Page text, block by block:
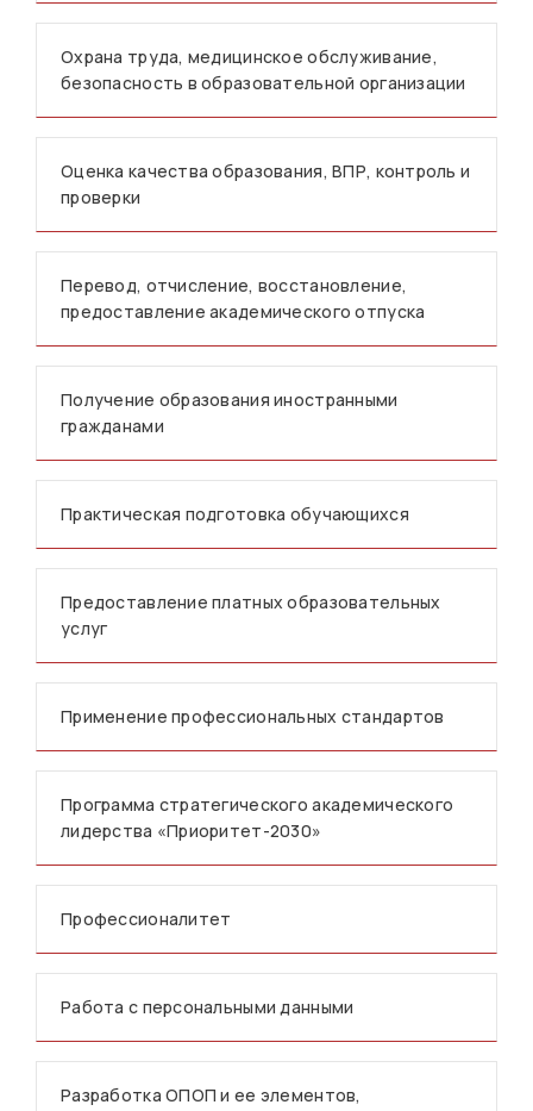
Охрана труда, медицинское обслуживание,
безопасность в образовательной организации
Оценка качества образования, ВПР, контроль и
проверки
Перевод, отчисление, восстановление,
предоставление академического отпуска
Получение образования иностранными
гражданами
Практическая подготовка обучающихся
Предоставление платных образовательных
услуг
Применение профессиональных стандартов
Программа стратегического академического
лидерства «Приоритет-2030»
Профессионалитет
Работа с персональными данными
Разработка ОПОП и ее элементов,